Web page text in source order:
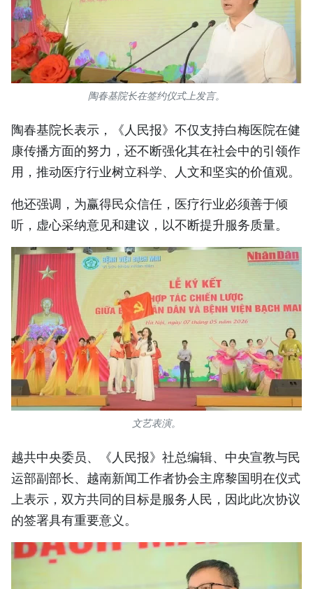
陶春基院长在签约仪式上发言。
陶春基院长表示，《人民报》不仅支持白梅医院在健
康传播方面的努力，还不断强化其在社会中的引领作
用，推动医疗行业树立科学、人文和坚实的价值观。
他还强调，为赢得民众信任，医疗行业必须善于倾
听，虚心采纳意见和建议，以不断提升服务质量。
文艺表演。
越共中央委员、《人民报》社总编辑、中央宣教与民
运部副部长、越南新闻工作者协会主席黎国明在仪式
上表示，双方共同的目标是服务人民，因此此次协议
的签署具有重要意义。